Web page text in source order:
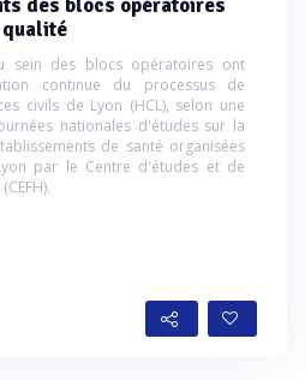
des blocs opératoires
sein des blocs opératoires ont
continue du processus de
civils de Lyon (HCL), selon une
nationales d'études sur la
de santé organisées
par le Centre d'études et de